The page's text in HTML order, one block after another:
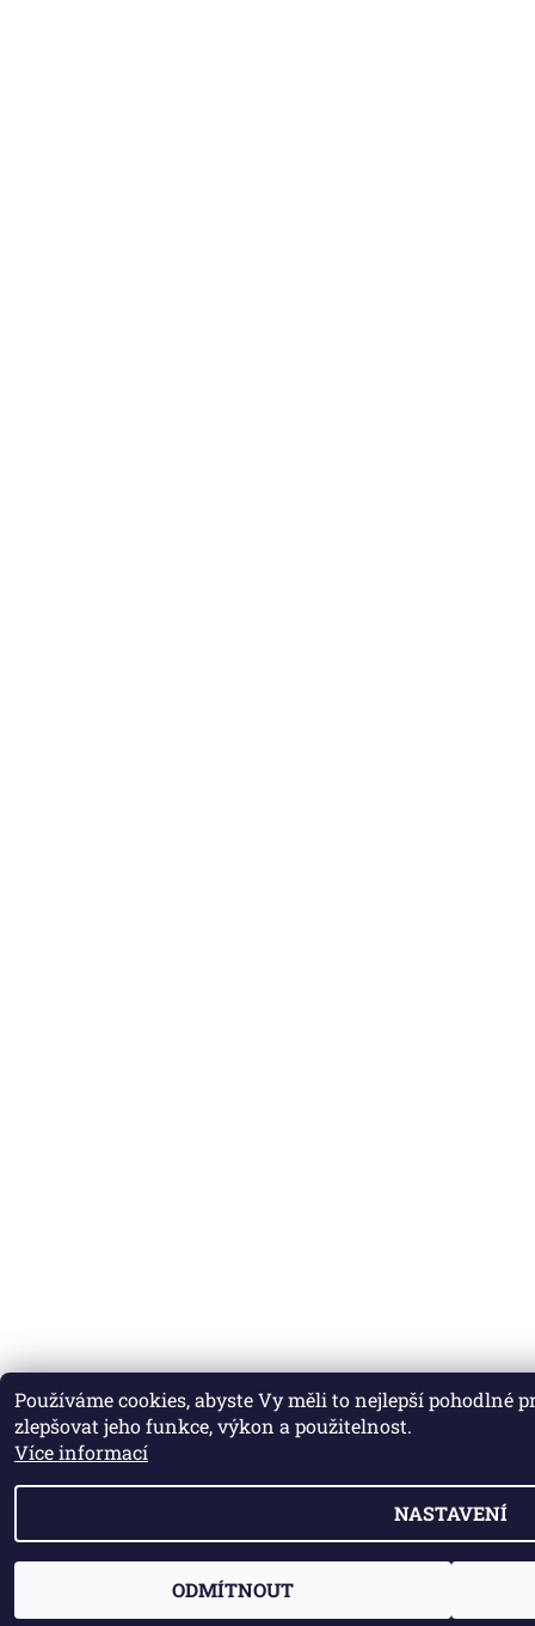
Používáme cookies, abyste Vy měli to nejlepší pohodlné
zlepšovat jeho funkce, výkon a použitelnost.
Více informací
NASTAVENÍ
ODMÍTNOUT